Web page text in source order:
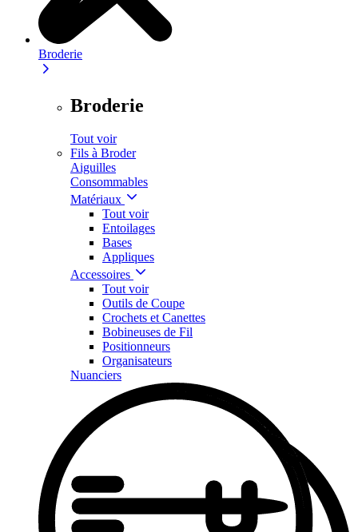
Broderie
Broderie
Tout voir
Fils à Broder
Aiguilles
Consommables
Matériaux
Tout voir
Entoilages
Bases
Appliques
Accessoires
Tout voir
Outils de Coupe
Crochets et Canettes
Bobineuses de Fil
Positionneurs
Organisateurs
Nuanciers